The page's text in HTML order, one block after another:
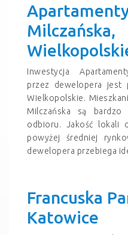
Milczańska,
Inwestycja
przez dewelopera jest
Wielkopolskie.
Milczańska są
odbioru. Jakość lokali
powyżej średniej
dewelopera przebiega
Francuska
Katowice